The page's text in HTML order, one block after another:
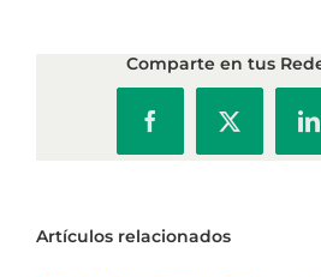
Comparte en tus
FacebookX
Artículos relacionados